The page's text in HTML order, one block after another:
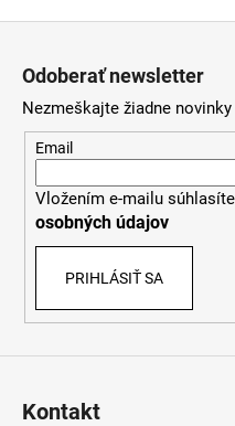
Odoberať newsletter
Nezmeškajte žiadne
Email
Vložením e-mailu
osobných údajov
PRIHLÁSIŤ SA
Kontakt